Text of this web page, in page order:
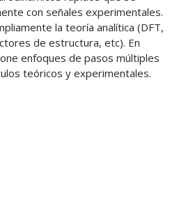
con señales experimentales.
la teoría analítica (DFT,
de estructura, etc). En
enfoques de pasos múltiples
teóricos y experimentales.